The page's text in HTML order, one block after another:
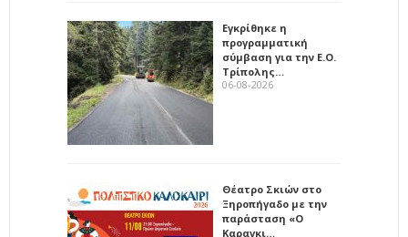
Εγκρίθηκε η
προγραμματική
σύμβαση για την Ε.Ο.
Τρίπολης…
06-08-2026
Θέατρο Σκιών στο
Ξηροπήγαδο με την
παράσταση «Ο
Καραγκι…